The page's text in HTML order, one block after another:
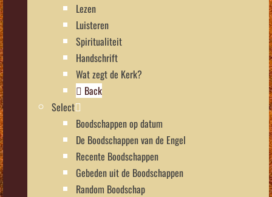
Lezen
Luisteren
Spiritualiteit
Handschrift
Wat zegt de Kerk?
Back
Select
Boodschappen op datum
De Boodschappen van de Engel
Recente Boodschappen
Gebeden uit de Boodschappen
Random Boodschap